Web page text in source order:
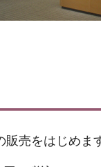
売をはじめま